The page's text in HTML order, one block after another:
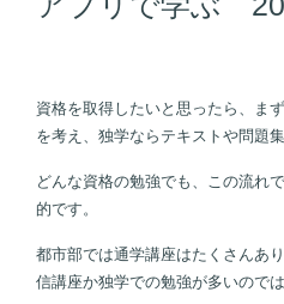
資格を取得したいと思ったら、ま
を考え、独学ならテキストや問題
どんな資格の勉強でも、この流れ
的です。
都市部では通学講座はたくさんあ
信講座か独学での勉強が多いので